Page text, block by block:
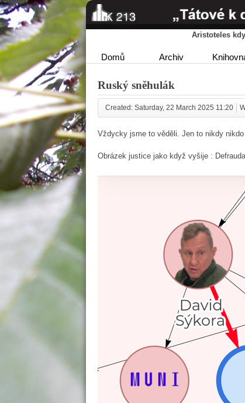
Aristoteles
Domů Archiv
Ruský sněhulák
Created: Saturday, 22 March 2025 11:20
Vždycky jsme to věděli. Jen to nikdy nikdo
Obrázek justice jako když vyšije :